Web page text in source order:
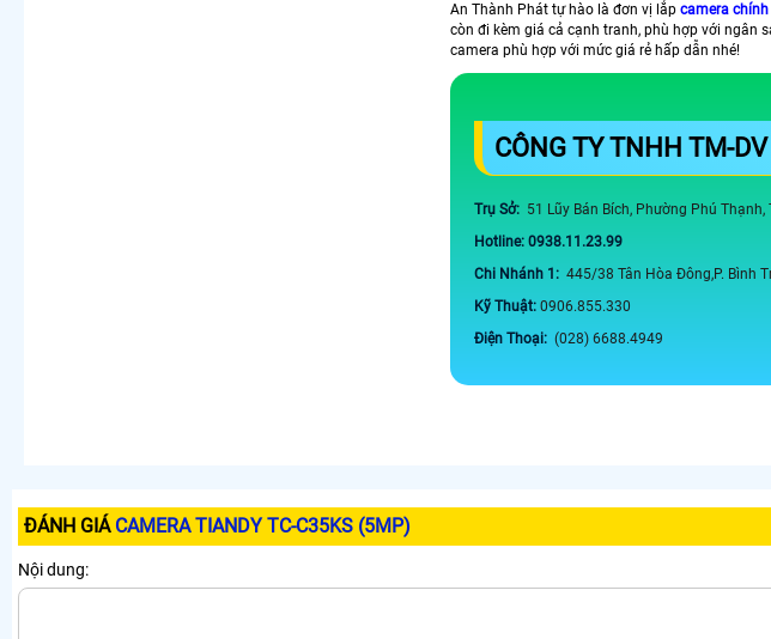
An Thành Phát tự hào là đơn vị lắp camera
còn đi kèm giá cả cạnh tranh, phù hợp với ngân
camera phù hợp với mức giá rẻ hấp dẫn nhé!
CÔNG TY TNHH TM-
Trụ Sở: 51 Lũy Bán Bích, Phường Phú Thạnh,
Hotline: 0938.11.23.99
Chi Nhánh 1: 445/38 Tân Hòa Đông,P. Bình
Kỹ Thuật: 0906.855.330
Điện Thoại: (028) 6688.4949
ĐÁNH GIÁ CAMERA TIANDY TC-C35KS (5MP)
Nội dung: